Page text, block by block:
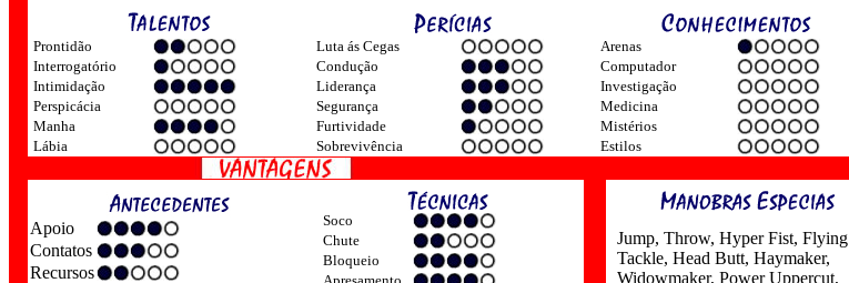
Prontidão Luta ás Cegas
Arenas
Interrogatório
Condução
Computador
Intimidação
Liderança
Investigação
Perspicácia
Segurança
Medicina
Manha
Furtividade
Mistérios
Lábia
Sobrevivência Estilos
Apoio
Contatos
Recursos
Soco
Chute
Bloqueio
Jump, Throw, Hyper Fist, Flying
Tackle, Head Butt, Haymaker,
Widowmaker, Power Uppercut,